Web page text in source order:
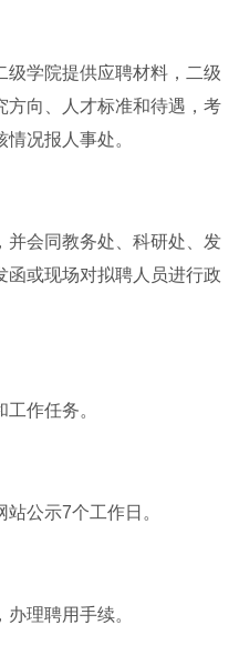
级学院提供应聘材料，二级
方向、人才标准和待遇，考
况报人事处。
并会同教务处、科研处、发
函或现场对拟聘人员进行政
作任务。
公示7个工作日。
理聘用手续。